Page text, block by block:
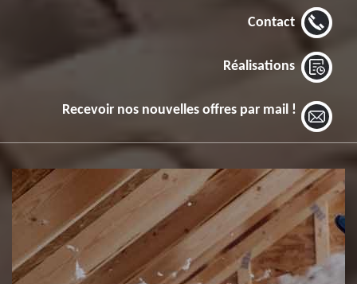
Contact
Réalisations
Recevoir nos nouvelles offres par mail !